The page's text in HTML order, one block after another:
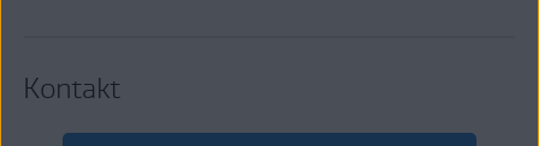
Kontakt